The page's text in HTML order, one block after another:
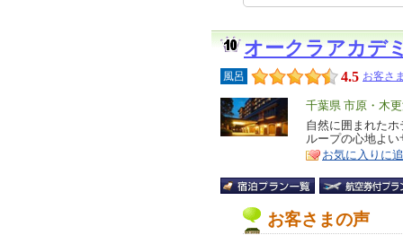
オークラアカデ
風呂 4.5 お客さ
エ
リ
ア
千葉県 市原・木
特
徴
自然に囲まれた
ループの心地よ
お気に入りに
お客さまの声